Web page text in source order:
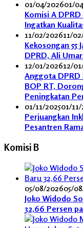
01/04/202601/
Komisi A
Ingatkan
11/02/202611/
Kekosongan 55
DPRD, Ali
12/01/202612/
Anggota DPRD
BOP RT,
Peningkatan
01/11/202501/
Perjuangkan
Pesantren
Komisi B
05/08/202605/
Joko Widodo
32,66 Persen